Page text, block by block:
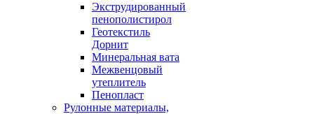
Экструдированный
пенополистирол
Геотекстиль
Дорнит
Минеральная вата
Межвенцовый
утеплитель
Пенопласт
Рулонные материалы,